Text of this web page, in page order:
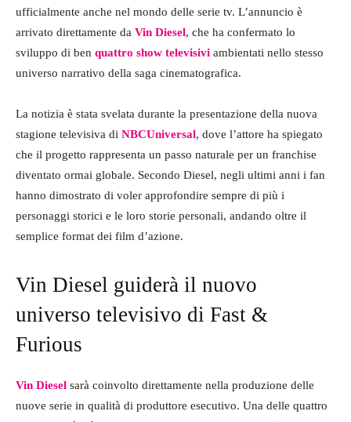
ufficialmente anche nel mondo delle serie tv. L’annuncio è
arrivato direttamente da Vin Diesel, che ha confermato lo
sviluppo di ben quattro show televisivi ambientati nello stesso
universo narrativo della saga cinematografica.
La notizia è stata svelata durante la presentazione della nuova
stagione televisiva di NBCUniversal, dove l’attore ha spiegato
che il progetto rappresenta un passo naturale per un franchise
diventato ormai globale. Secondo Diesel, negli ultimi anni i fan
hanno dimostrato di voler approfondire sempre di più i
personaggi storici e le loro storie personali, andando oltre il
semplice format dei film d’azione.
Vin Diesel guiderà il nuovo
universo televisivo di Fast &
Furious
Vin Diesel sarà coinvolto direttamente nella produzione delle
nuove serie in qualità di produttore esecutivo. Una delle quattro